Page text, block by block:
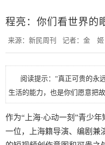
程亮：你们看世界的
来源：新民周刊记者：金 姬
阅读提示：“真正可贵的永
生活的能力，也是你们愿意把
作为“上海·心动一刻”青少
一位，上海籍导演、编剧兼